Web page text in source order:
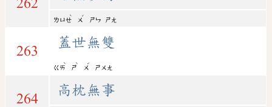
262
ㄌㄩㄝ
ˋ
ㄨ
ˊ
ㄕㄣ ㄕㄤ
263
蓋世無雙
ㄍㄞ
ˋ
ㄕ
ˋ
ㄨ
ˊ
ㄕㄨㄤ
264
高枕無事